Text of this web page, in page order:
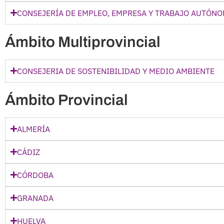
CONSEJERÍA DE EMPLEO, EMPRESA Y TRABAJO
Ámbito Multiprovincial
CONSEJERIA DE SOSTENIBILIDAD Y MEDIO AMBIENTE
Ámbito Provincial
ALMERÍA
CÁDIZ
CÓRDOBA
GRANADA
HUELVA